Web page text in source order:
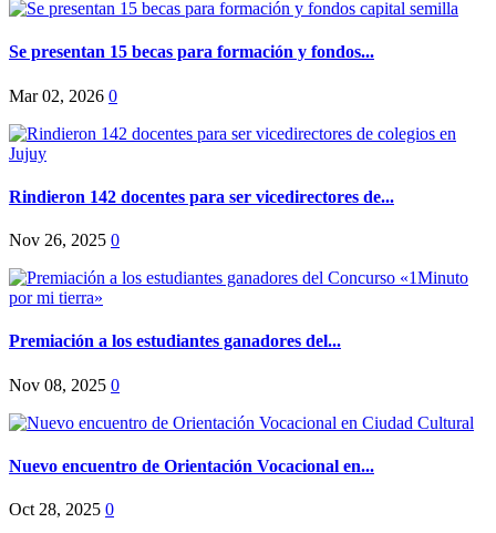
Se presentan 15 becas para formación y fondos...
Mar 02, 2026 0
Rindieron 142 docentes para ser vicedirectores de...
Nov 26, 2025 0
Premiación a los estudiantes ganadores del...
Nov 08, 2025 0
Nuevo encuentro de Orientación Vocacional en...
Oct 28, 2025 0